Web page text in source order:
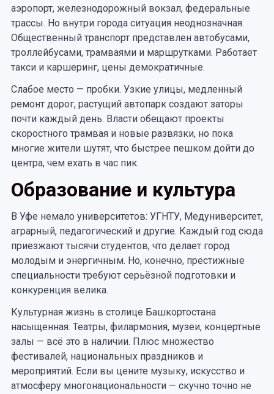
аэропорт, железнодорожный вокзал, федеральные
трассы. Но внутри города ситуация неоднозначная.
Общественный транспорт представлен автобусами,
троллейбусами, трамваями и маршрутками. Работает
такси и каршеринг, цены демократичные.
Слабое место — пробки. Узкие улицы, медленный
ремонт дорог, растущий автопарк создают заторы
почти каждый день. Власти обещают проекты
скоростного трамвая и новые развязки, но пока
многие жители шутят, что быстрее пешком дойти до
центра, чем ехать в час пик.
Образование и культура
В Уфе немало университетов: УГНТУ, Медуниверситет,
аграрный, педагогический и другие. Каждый год сюда
приезжают тысячи студентов, что делает город
молодым и энергичным. Но, конечно, престижные
специальности требуют серьёзной подготовки и
конкуренция велика.
Культурная жизнь в столице Башкортостана
насыщенная. Театры, филармония, музеи, концертные
залы — всё это в наличии. Плюс множество
фестивалей, национальных праздников и
мероприятий. Если вы цените музыку, искусство и
атмосферу многонациональности — скучно точно не